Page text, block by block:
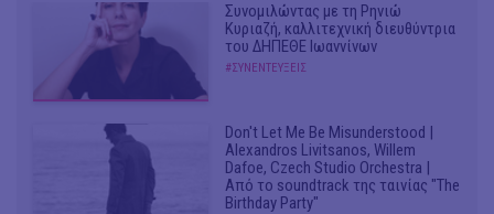
Συνομιλώντας με τη Ρηνιώ
Κυριαζή, καλλιτεχνική διευθύντρια
του ΔΗΠΕΘΕ Ιωαννίνων
#ΣΥΝΕΝΤΕΥΞΕΙΣ
Don't Let Me Be Misunderstood |
Alexandros Livitsanos, Willem
Dafoe, Czech Studio Orchestra |
Από το soundtrack της ταινίας "The
Birthday Party"